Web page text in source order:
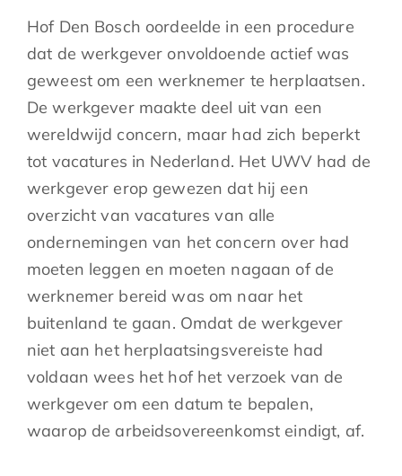
Hof Den Bosch oordeelde in een procedure
dat de werkgever onvoldoende actief was
geweest om een werknemer te herplaatsen.
De werkgever maakte deel uit van een
wereldwijd concern, maar had zich beperkt
tot vacatures in Nederland. Het UWV had de
werkgever erop gewezen dat hij een
overzicht van vacatures van alle
ondernemingen van het concern over had
moeten leggen en moeten nagaan of de
werknemer bereid was om naar het
buitenland te gaan. Omdat de werkgever
niet aan het herplaatsingsvereiste had
voldaan wees het hof het verzoek van de
werkgever om een datum te bepalen,
waarop de arbeidsovereenkomst eindigt, af.